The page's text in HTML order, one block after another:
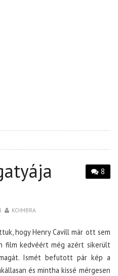
8
KOIMBRA
hogy Henry Cavill már ott sem
film kedvéért még azért sikerült
Ismét befutott pár kép a
és mintha kissé mérgesen